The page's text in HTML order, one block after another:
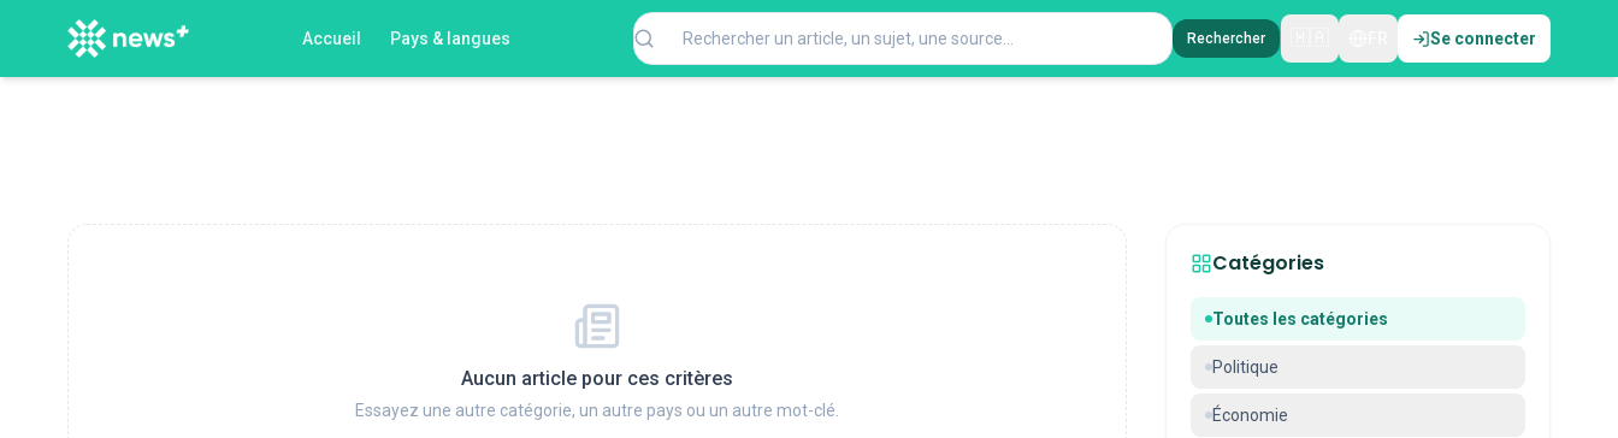
Accueil Pays & langues Rechercher Se connecter
Aucun article pour ces critères
Essayez une autre catégorie, un autre pays ou un autre mot-clé.
Catégories
Toutes les catégories
Politique
Économie